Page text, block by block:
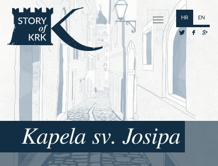
HR EN
Kapela sv. Josipa